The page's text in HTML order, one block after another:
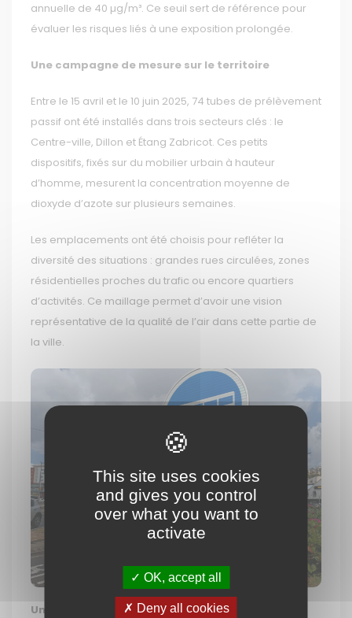
annuelle de 40 µg/m³. Ce seuil sert de référence pour
évaluer les risques liés à une exposition prolongée.
Une campagne de mesure sur le territoire
Entre le 15 avril et le 10 juin 2025, 74 tubes de prélèvement
passif ont été installés dans trois secteurs clés : le
Centre-ville, Dillon et Étang Zabricot. Ces petits
dispositifs, fixés sur du mobilier urbain à hauteur
d’homme, mesurent la concentration moyenne de
dioxyde d’azote sur plusieurs semaines.
Les emplacements ont été choisis pour refléter la
diversité des situations : grandes rues circulées, zones
résidentielles proches du trafic ou encore quartiers
d’activités. Ce maillage permet d’avoir une vision
représentative de la qualité de l’air dans cette partie de
la ville.
Une méthode éprouvée pour des résultats
This site uses cookies
and gives you control
over what you want to
activate
OK, accept all
Deny all cookies